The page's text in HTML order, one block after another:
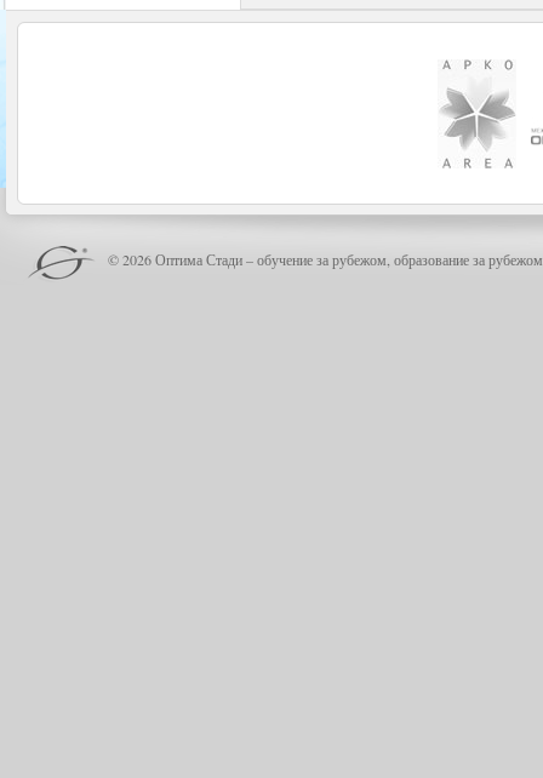
© 2026 Оптима Стади – обучение за рубежом, образование за